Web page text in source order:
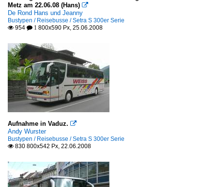
Luxemburg - Betriebe
Österreich - Betriebe
Postbus
Private Busunternehmen
Österreich - Regionen
Niederösterreich
Österreich - Städte
Graz
Salzburg
Metz am 22.06.08 (Hans) 
De Rond Hans und Jeanny
Bustypen / Reisebusse / Setra S 300er Serie
 954  1 800x590 Px, 25.06.2008
Aufnahme in Vaduz. 
Andy Wurster
Bustypen / Reisebusse / Setra S 300er Serie
 830 800x542 Px, 22.06.2008